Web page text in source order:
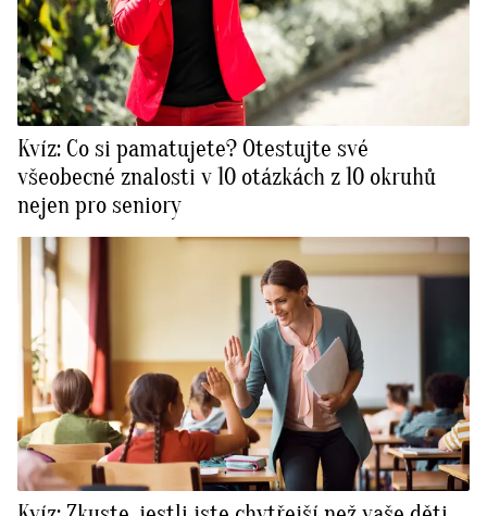
Kvíz: Co si pamatujete? Otestujte své
všeobecné znalosti v 10 otázkách z 10 okruhů
nejen pro seniory